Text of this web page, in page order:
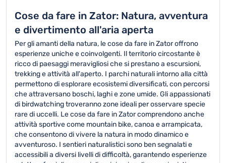
Cose da fare in Zator: Natura, avventura
e divertimento all'aria aperta
Per gli amanti della natura, le cose da fare in Zator offrono
esperienze uniche e coinvolgenti. Il territorio circostante è
ricco di paesaggi meravigliosi che si prestano a escursioni,
trekking e attività all'aperto. I parchi naturali intorno alla città
permettono di esplorare ecosistemi diversificati, con percorsi
che attraversano boschi, laghi e zone umide. Gli appassionati
di birdwatching troveranno zone ideali per osservare specie
rare di uccelli. Le cose da fare in Zator comprendono anche
attività sportive come mountain bike, canoa e arrampicata,
che consentono di vivere la natura in modo dinamico e
avventuroso. I sentieri naturalistici sono ben segnalati e
accessibili a diversi livelli di difficoltà, garantendo esperienze